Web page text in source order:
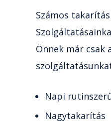
Számos
Önnek már csak
Napi
Nagytakarítás